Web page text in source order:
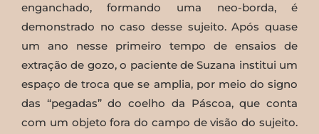
enganchado, formando uma neo-borda, é
demonstrado no caso desse sujeito. Após quase
um ano nesse primeiro tempo de ensaios de
extração de gozo, o paciente de Suzana institui um
espaço de troca que se amplia, por meio do signo
das “pegadas” do coelho da Páscoa, que conta
com um objeto fora do campo de visão do sujeito.